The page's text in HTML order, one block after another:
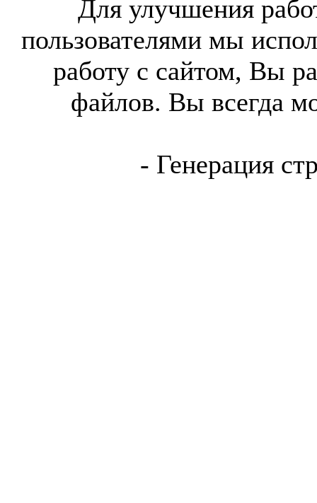
Для улучшения
пользователями мы
работу с сайтом, Вы
файлов. Вы всегда
- Генерация